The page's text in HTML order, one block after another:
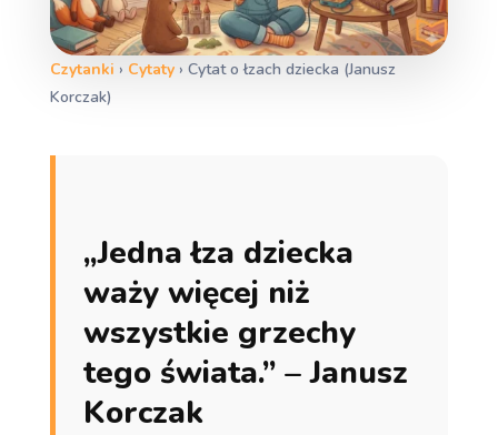
Czytanki › Cytaty› Cytat o łzach dziecka (Janusz
Korczak)
„Jedna łza dziecka
waży więcej niż
wszystkie grzechy
tego świata.” – Janusz
Korczak